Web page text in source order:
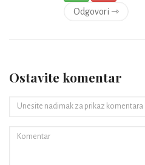
Odgovori ⇾
Ostavite komentar